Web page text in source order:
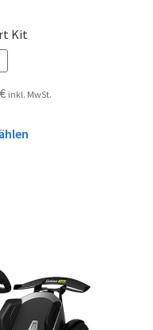
Kit
€ inkl. MwSt.